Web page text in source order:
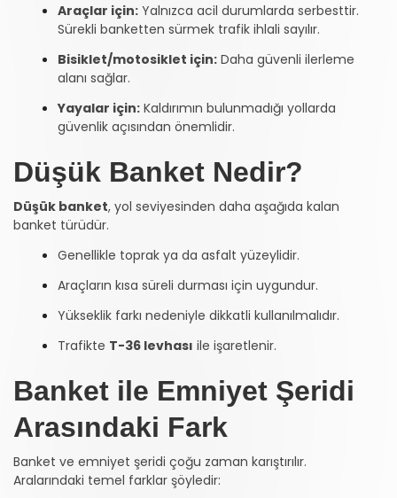
Araçlar için: Yalnızca acil durumlarda serbesttir.
Sürekli banketten sürmek trafik ihlali sayılır.
Bisiklet/motosiklet için: Daha güvenli ilerleme
alanı sağlar.
Yayalar için: Kaldırımın bulunmadığı yollarda
güvenlik açısından önemlidir.
Düşük Banket Nedir?
Düşük banket, yol seviyesinden daha aşağıda kalan
banket türüdür.
Genellikle toprak ya da asfalt yüzeylidir.
Araçların kısa süreli durması için uygundur.
Yükseklik farkı nedeniyle dikkatli kullanılmalıdır.
Trafikte T-36 levhası ile işaretlenir.
Banket ile Emniyet Şeridi
Arasındaki Fark
Banket ve emniyet şeridi çoğu zaman karıştırılır.
Aralarındaki temel farklar şöyledir: